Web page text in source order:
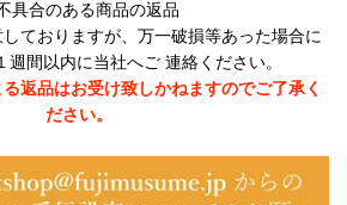
具合のある商品の返品
ておりますが、万一破損等あった場合に
間以内に当社へご 連絡ください。
返品はお受け致しかねますのでご了承く
ださい。